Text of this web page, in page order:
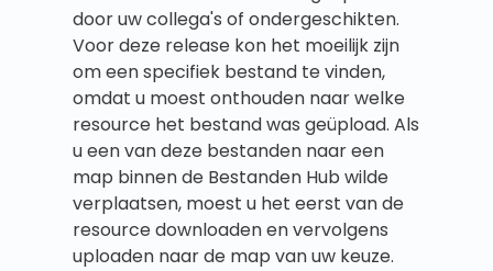
door uw collega's of ondergeschikten.
Voor deze release kon het moeilijk zijn
om een specifiek bestand te vinden,
omdat u moest onthouden naar welke
resource het bestand was geüpload. Als
u een van deze bestanden naar een
map binnen de Bestanden Hub wilde
verplaatsen, moest u het eerst van de
resource downloaden en vervolgens
uploaden naar de map van uw keuze.